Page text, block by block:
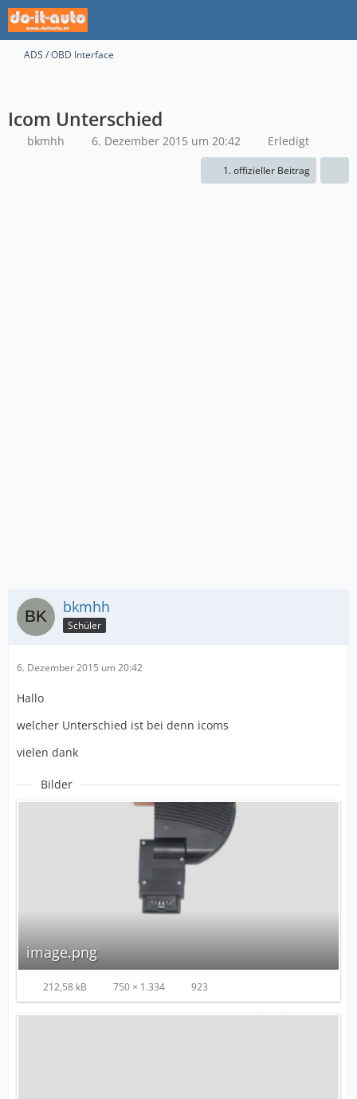
ADS / OBD Interface
Icom Unterschied
bkmhh 6. Dezember 2015 um 20:42 Erledigt
1. offizieller Beitrag
bkmhh
Schüler
6. Dezember 2015 um 20:42
Hallo
welcher Unterschied ist bei denn icoms
vielen dank
Bilder
image.png
212,58 kB 750 × 1.334 923